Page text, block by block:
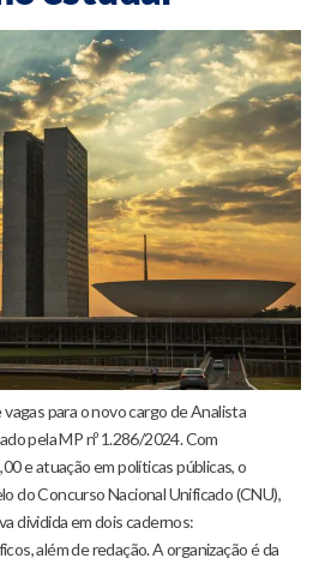
para o novo cargo de Analista
pela MP nº 1.286/2024. Com
e atuação em políticas públicas, o
do Concurso Nacional Unificado (CNU),
dividida em dois cadernos:
além de redação. A organização é da